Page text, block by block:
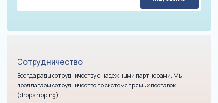
Сотрудничество
Всегда рады сотрудничеству с надежными партнерами. Мы
предлагаем сотрудничество по системе прямых поставок
(dropshipping).